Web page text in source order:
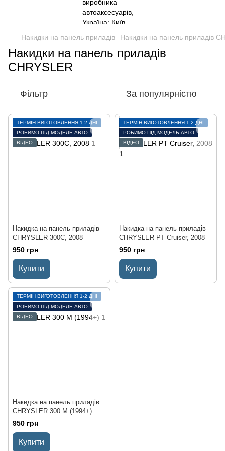
Накидки на панель приладів Накидки на панель приладів
Накидки на панель приладів
CHRYSLER
Фільтр За популярністю
ТЕРМІН ВИГОТОВЛЕННЯ 1-2 ДНІ
РОБИМО ПІД МОДЕЛЬ АВТО
ВІДЕО
Накидка на панель приладів
CHRYSLER 300C, 2008
950 грн
Купити
ТЕРМІН ВИГОТОВЛЕННЯ 1-2 ДНІ
РОБИМО ПІД МОДЕЛЬ АВТО
ВІДЕО
Накидка на панель приладів
CHRYSLER PT Cruiser, 2008
950 грн
Купити
ТЕРМІН ВИГОТОВЛЕННЯ 1-2 ДНІ
РОБИМО ПІД МОДЕЛЬ АВТО
ВІДЕО
Накидка на панель приладів
CHRYSLER 300 M (1994+)
950 грн
Купити